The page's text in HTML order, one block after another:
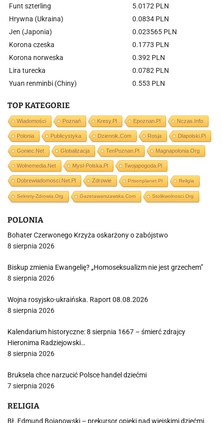
Funt szterling
5.0172 PLN
Hrywna (Ukraina)
0.0834 PLN
Jen (Japonia)
0.023565 PLN
Korona czeska
0.1773 PLN
Korona norweska
0.392 PLN
Lira turecka
0.0782 PLN
Yuan renminbi (Chiny)
0.553 PLN
TOP KATEGORIE
Wiadomości Poznań Kresy.pl Epoznan.pl Nczas.info
Polonia Publicystyka Dziennik.com Rosja Dlapolski.pl
Goniec.net Globalizacja TenPoznan.pl Magnapolonia.org
Wolnemedia.net Mysl-Polska.pl Twojapogoda.pl
Dobrewiadomosci.net.pl Zdrowie Prisonplanet.pl Religia
Sekrety-Zdrowia.org Gazetawarszawska.com Stolikwolnosci.org
POLONIA
Bohater Czerwonego Krzyża oskarżony o zabójstwo
8 sierpnia 2026
Biskup zmienia Ewangelię? „Homoseksualizm nie jest grzechem”
8 sierpnia 2026
Wojna rosyjsko-ukraińska. Raport 08.08.2026
8 sierpnia 2026
Kalendarium historyczne: 8 sierpnia 1667 – śmierć zdrajcy
Hieronima Radziejowski…
8 sierpnia 2026
Bruksela chce narzucić Polsce handel dziećmi
7 sierpnia 2026
RELIGIA
Bł. Edmund Bojanowski – prekursor opieki nad wiejskimi dziećmi